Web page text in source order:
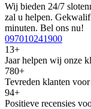
Wij bieden 24/7
zal u helpen.
minuten. Bel ons nu!
097010241900
13+
Jaar helpen wij onze
780+
Tevreden klanten
94+
Positieve recensies